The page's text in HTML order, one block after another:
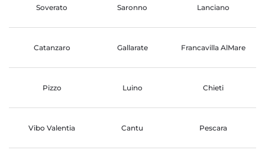
Soverato Saronno Lanciano
Catanzaro Gallarate Francavilla AlMare
Pizzo Luino Chieti
Vibo Valentia Cantu Pescara